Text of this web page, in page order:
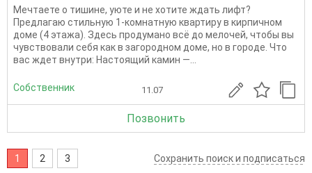
Мечтаете о тишине, уюте и не хотите ждать лифт?
Предлагаю стильную 1-комнатную квартиру в кирпичном
доме (4 этажа). Здесь продумано всё до мелочей, чтобы вы
чувствовали себя как в загородном доме, но в городе. Что
вас ждет внутри: Настоящий камин —...
Собственник 11.07
Позвонить
1 2 3 Сохранить поиск и подписаться